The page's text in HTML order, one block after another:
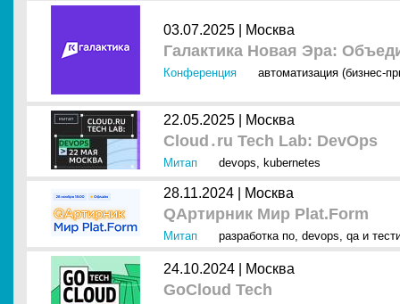
03.07.2025 | Москва
Галактика Новая Эра:
Конференция автоматизация (бизнес-
22.05.2025 | Москва
Cloud․ru Tech Lab: DevOps
Митап devops, kubernetes
28.11.2024 | Москва
QAртирник Мир Plat.Form
Митап разработка по, devops, qa и
24.10.2024 | Москва
GoCloud Tech